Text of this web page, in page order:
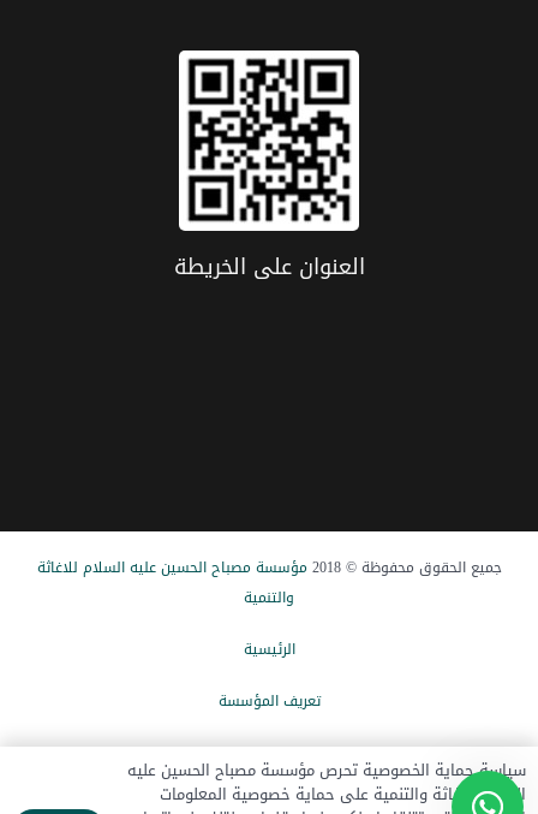
العنوان علی الخریطة
جميع الحقوق محفوظة © 2018
مؤسسة مصباح الحسین علیه السلام للاغاثة
والتنمیة
الرئيسیة
تعریف المؤسسة
الاخبار
تبرع الآن
سياسة حماية الخصوصية تحرص مؤسسة مصباح الحسين عليه
السلام للإغاثة والتنمية على حماية خصوصية المعلومات